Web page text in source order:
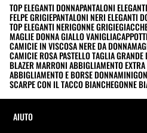
TOP ELEGANTI DONNAPANTALONI
FELPE GRIGIEPANTALONI NERI ELEGANTI
TOP ELEGANTI NERIGONNE GRIGIE
MAGLIE DONNA GIALLO VANIGLIA
CAMICIE IN VISCOSA NERE DA DONNA
CAMICIE ROSA PASTELLO TAGLIA GRANDE
BLAZER MARRONI ABBIGLIAMENTO
ABBIGLIAMENTO E BORSE DONNA
SCARPE CON IL TACCO BIANCHEGONNE
AIUTO